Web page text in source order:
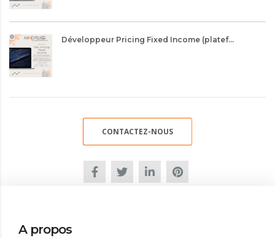
Développeur Pricing Fixed Income (platef...
CONTACTEZ-NOUS
A propos